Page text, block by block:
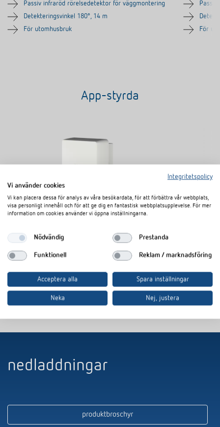
Passiv infraröd rörelsedetektor för väggmontering
Detekteringsvinkel 180°, 14 m
För utomhusbruk
För
App-styrda
Artikelnummer 1010105
Detekteringsvinkel 180°, 14 m
Registreringsområdet kan ställas in digitalt via app,
ingen mekanisk justering behövs
nedladdningar
produktbroschyr
Integritetspolicy
Vi använder cookies
Vi kan placera dessa för analys av våra besökardata, för att förbättra vår webbplats,
visa personligt innehåll och för att ge dig en fantastisk webbplatsupplevelse. För mer
information om cookies använder vi öppna inställningarna.
Nödvändig Prestanda
Funktionell Reklam / marknadsföring
Acceptera alla Spara inställningar
Neka Nej, justera